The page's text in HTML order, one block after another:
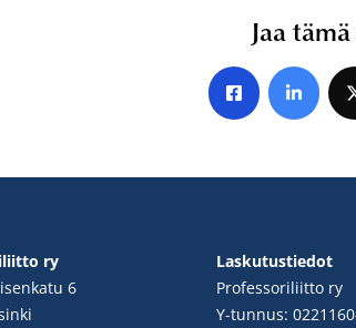
Jaa
Jaa Jaa
ry
6
Laskutustiedot
Professoriliitto ry
Y-tunnus: